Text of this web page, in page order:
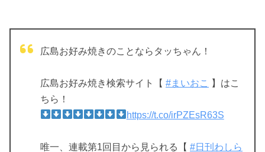
広島お好み焼きのことならタッちゃん！
広島お好み焼き検索サイト【 #まいおこ
】はこ
ちら！
https://t.co/irPZEsR63S
唯一、連載第1回目から見られる【 #日刊わしら